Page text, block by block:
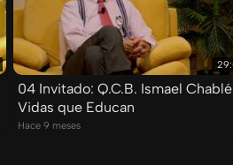
04 Invitado: Q.C.B. Ismael Chablé |
Vidas que Educan
Hace 9 meses